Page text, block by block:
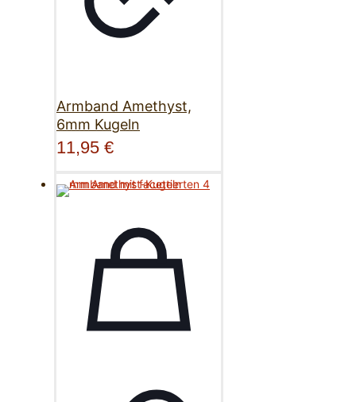
Armband Amethyst,
6mm Kugeln
11,95 €